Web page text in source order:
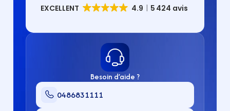
Besoin d’aide ?
0486831111